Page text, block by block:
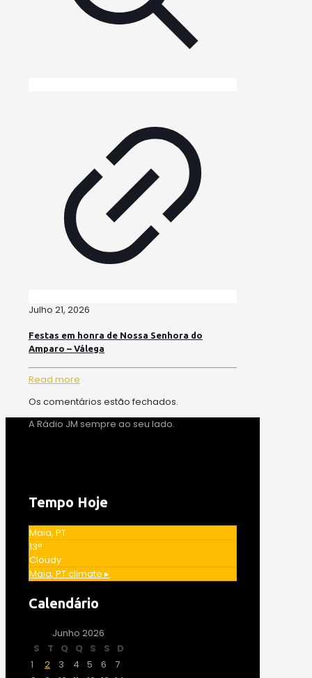
Julho 21, 2026
Festas em honra de Nossa Senhora do
Amparo – Válega
Read more
Os comentários estão fechados.
A Rádio JM sempre ao seu lado.
Tempo Hoje
Maia, PT
13°
Cloudy
Maia, PTclimate ▸
Calendário
Junho 2026
S
T Q Q S S
D
1
2 3 4 5 6
7